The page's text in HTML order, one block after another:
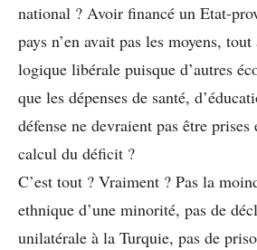
national ? Avoir financé un Etat-
pays n’en avait pas les moyens,
logique libérale puisque d’autres
que les dépenses de santé,
défense ne devraient pas être
calcul du déficit ?
C’est tout ? Vraiment ? Pas la
ethnique d’une minorité, pas de
unilatérale à la Turquie, pas de